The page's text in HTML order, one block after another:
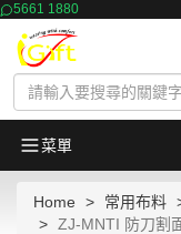
5661 1880
菜單
Home 常用布料
ZJ-MNTI 防刀割